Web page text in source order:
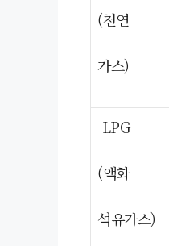
(천연
가스)
LPG
(액화
석유가스)